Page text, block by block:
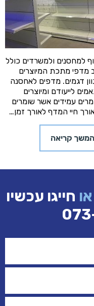
למחסנים ולמשרדים כולל
מדפי מתכת המיוצרים
דגמים. מדפים לאחסנה
לייעודם ומיוצרים
עמידים אשר שומרים
חיי המדף לאורך זמן…
המשך קריאה
או חייגו עכשיו